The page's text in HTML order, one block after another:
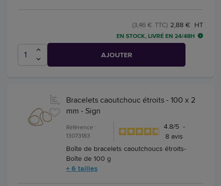
2,88 € HT
(3,46 € TTC)
EN STOCK, LIVRÉ EN 24/48H
AJOUTER
Bracelets caoutchouc étroits - 100 x 2
mm - Sign
Référence :
13073183
4.8/5 -
8 avis
Boîte de bracelets caoutchoucs étroits-
Boîte de 100 g
+ 6 tailles